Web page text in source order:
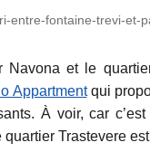
entre-fontaine-trevi-et-
Navona et le
Appartmentqui
À voir, car
Trastevere